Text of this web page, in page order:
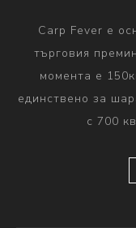
Carp Fever е
търговия
момента е
единствено за
с 700